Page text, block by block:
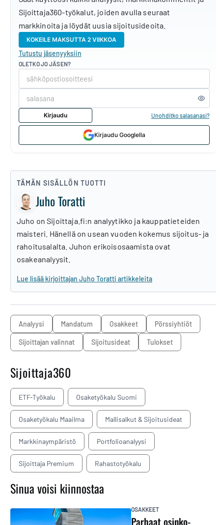
Sijoittaja360-työkalut, joiden avulla seuraat
markkinoita ja löydät uusia sijoitusideoita.
KOKEILE MAKSUTTA 2 VIIKKOA
Tutustu jäsenyyksiin
OLETKO JO JÄSEN?
Kirjaudu Unohditko salasanasi?
Kirjaudu Googlella
TÄMÄN SISÄLLÖN TUOTTI
Juho Toratti
Juho on Sijoittaja.fi:n analyytikko ja kauppatieteiden
maisteri. Hänellä on usean vuoden kokemus sijoitus- ja
rahoitusalalta. Juhon erikoisosaamista ovat
osakeanalyysit.
Lue lisää kirjoittajan Juho Toratti artikkeleita
analyysi Mandatum osakkeet pörssiyhtiöt
sijoittajan valinnat sijoitusideat tulokset
Sijoittaja360
ETF-Työkalu Osaketyökalu Suomi
Osaketyökalu Maailma Mallisalkut & Sijoitusideat
Markkinaympäristö Portfolioanalyysi
Sijoittaja Premium Rahastotyökalu
Sinua voisi kiinnostaa
OSAKKEET
Parhaat osinko-